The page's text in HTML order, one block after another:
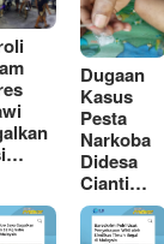
Dugaan
Kasus
Pesta
Narkoba
Didesa
Cianti…